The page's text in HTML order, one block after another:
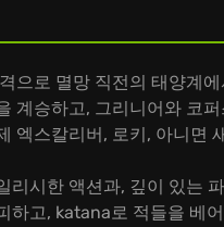
으로 멸망 직전의 태양계
계승하고, 그리니어와 코
엑스칼리버, 로키, 아니면
시한 액션과, 깊이 있는
하고, katana로 적들을 베